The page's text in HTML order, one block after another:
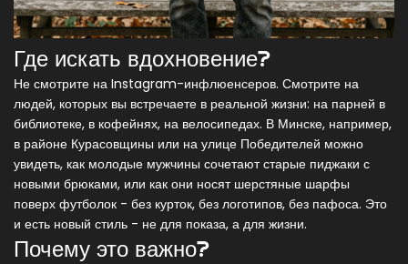
Где искать вдохновение?
Не смотрите на Instagram-инфлюенсеров. Смотрите на
людей, которых вы встречаете в реальной жизни: на парней в
библиотеке, в кофейнях, на велосипедах. В Минске, например,
в районе Курасовщины или на улице Победителей можно
увидеть, как молодые мужчины сочетают старые пиджаки с
новыми брюками, или как они носят шерстяные шарфы
поверх футболок - без курток, без логотипов, без пафоса. Это
и есть новый стиль - не для показа, а для жизни.
Почему это важно?